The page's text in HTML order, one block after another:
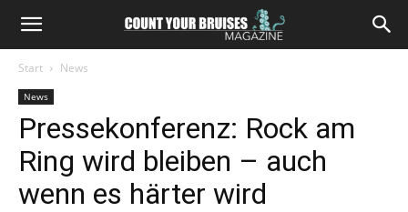
Start News
News
Pressekonferenz: Rock am
Ring wird bleiben – auch
wenn es härter wird